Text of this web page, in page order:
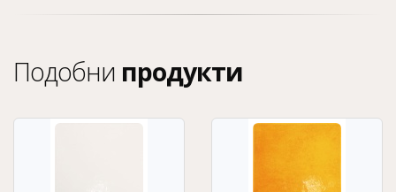
Подобни продукти